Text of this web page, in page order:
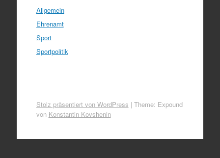
Allgemein
Ehrenamt
Sport
Sportpolitik
Stolz präsentiert von WordPress | Theme: Expound
von Konstantin Kovshenin